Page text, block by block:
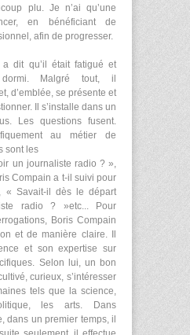
plu. Je n’ai qu’une
en bénéficiant de
afin de progresser.
a dit qu’il était fatigué et
Malgré tout, il
d’emblée, se présente et
Il s’installe dans un
Les questions fusent.
au métier de
sont les
un journaliste radio ? »,
Compain a t-il suivi pour
« Savait-il dès le départ
radio ? »etc... Pour
Boris Compain
et de manière claire. Il
et son expertise sur
Selon lui, un bon
curieux, s’intéresser
tels que la science,
les arts. Dans
dans un premier temps, il